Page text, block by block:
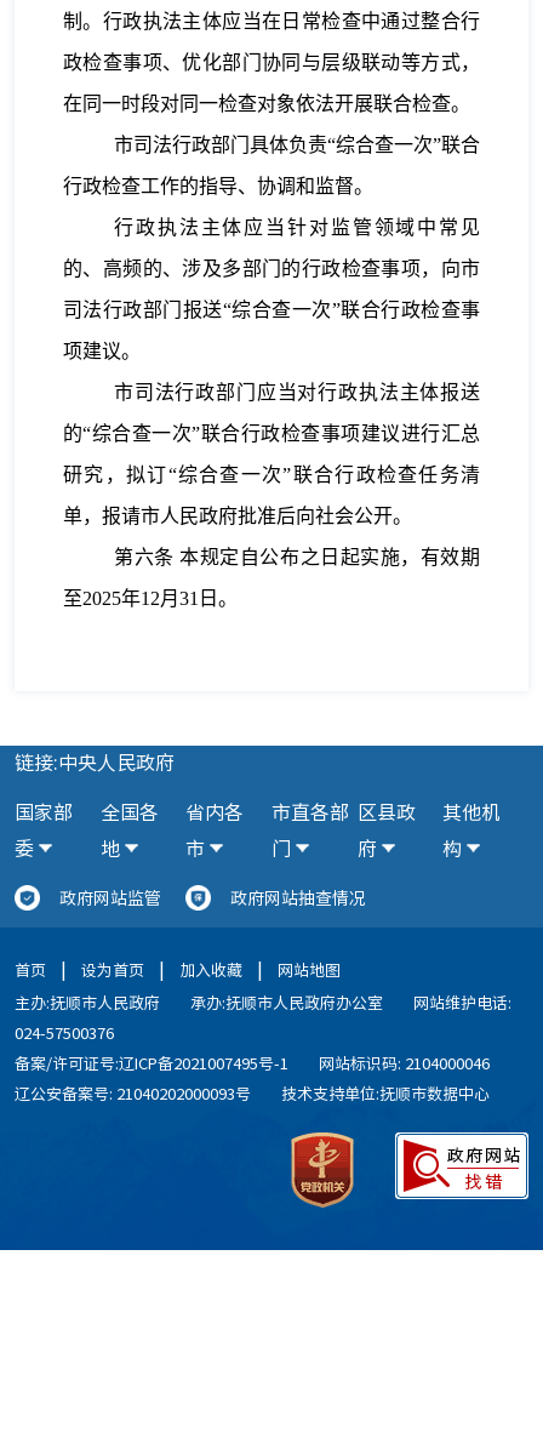
制。行政执法主体应当在日常检查中通过整合行
政检查事项、优化部门协同与层级联动等方式，
在同一时段对同一检查对象依法开展联合检查。
市司法行政部门具体负责“综合查一次”联合
行政检查工作的指导、协调和监督。
行政执法主体应当针对监管领域中常见
的、高频的、涉及多部门的行政检查事项，向市
司法行政部门报送“综合查一次”联合行政检查事
项建议。
市司法行政部门应当对行政执法主体报送
的“综合查一次”联合行政检查事项建议进行汇总
研究，拟订“综合查一次”联合行政检查任务清
单，报请市人民政府批准后向社会公开。
第六条 本规定自公布之日起实施，有效期
至2025年12月31日。
链接:中央人民政府
国家部
委
全国各
地
省内各
市
市直各部
门
区县政
府
其他机
构
政府网站监管 政府网站抽查情况
首页 | 设为首页 | 加入收藏 |
网站地图
主办:抚顺市人民政府
承办:抚顺市人民政府办公室
网站维护电话:
024-57500376
备案/许可证号:辽ICP备2021007495号-1
网站标识码: 2104000046
辽公安备案号: 21040202000093号
技术支持单位:抚顺市数据中心